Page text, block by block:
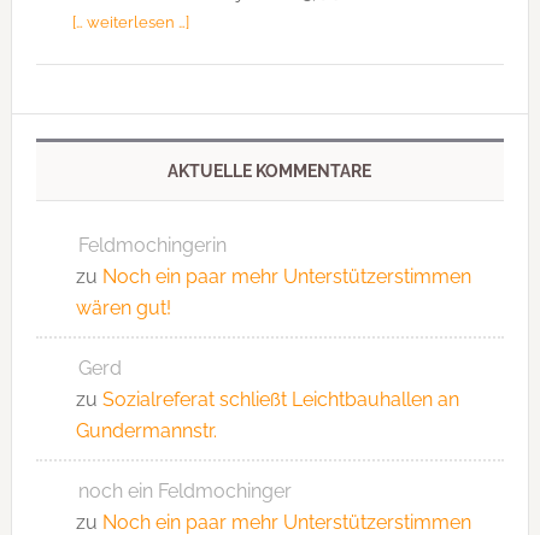
[… weiterlesen …]
AKTUELLE KOMMENTARE
Feldmochingerin
zu Noch ein paar mehr Unterstützerstimmen
wären gut!
Gerd
zu Sozialreferat schließt Leichtbauhallen an
Gundermannstr.
noch ein Feldmochinger
zu Noch ein paar mehr Unterstützerstimmen